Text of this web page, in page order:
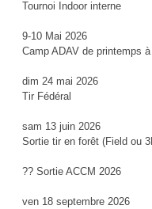
Tournoi Indoor interne
9-10 Mai 2026
Camp ADAV de printemps
dim 24 mai 2026
Tir Fédéral
sam 13 juin 2026
Sortie tir en forêt (Field ou
?? Sortie ACCM 2026
ven 18 septembre 2026